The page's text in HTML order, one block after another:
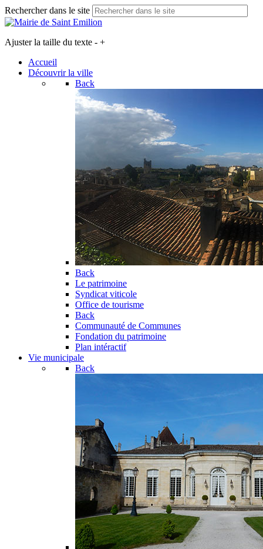
Rechercher dans le site
Ajuster la taille du texte - +
Accueil
Découvrir la ville
Back
Back
Le patrimoine
Syndicat viticole
Office de tourisme
Back
Communauté de Communes
Fondation du patrimoine
Plan intéractif
Vie municipale
Back